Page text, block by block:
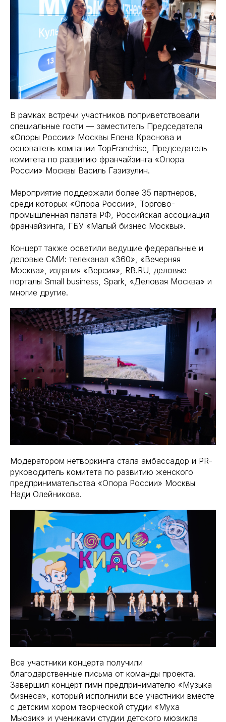
В рамках встречи участников поприветствовали
специальные гости — заместитель Председателя
«Опоры России» Москвы Елена Краснова и
основатель компании TopFranchise, Председатель
комитета по развитию франчайзинга «Опора
России» Москвы Василь Газизулин.
Мероприятие поддержали более 35 партнеров,
среди которых «Опора России», Торгово-
промышленная палата РФ, Российская ассоциация
франчайзинга, ГБУ «Малый бизнес Москвы».
Концерт также осветили ведущие федеральные и
деловые СМИ: телеканал «360», «Вечерняя
Москва», издания «Версия», RB.RU, деловые
порталы Small business, Spark, «Деловая Москва» и
многие другие.
Модератором нетворкинга стала амбассадор и PR-
руководитель комитета по развитию женского
предпринимательства «Опора России» Москвы
Нади Олейникова.
Все участники концерта получили
благодарственные письма от команды проекта.
Завершил концерт гимн предпринимателю «Музыка
бизнеса», который исполнили все участники вместе
с детским хором творческой студии «Муха
Мьюзик» и учениками студии детского мюзикла